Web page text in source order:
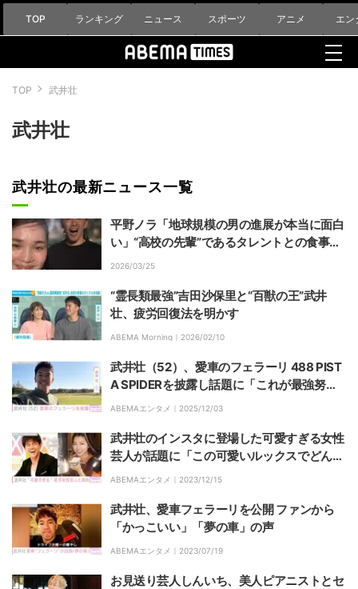
TOP ランキング ニュース スポーツ アニメ エン
TOP 武井壮
武井壮
武井壮の最新ニュース一覧
平野ノラ「地球規模の男の進展が本当に面白
い」“高校の先輩”であるタレントとの食事会
を報告
2026/03/25
“霊長類最強”吉田沙保里と“百獣の王”武井
壮、疲労回復法を明かす
ABEMA Morning｜ 2026/02/10
武井壮（52）、愛車のフェラーリ 488 PIST
A SPIDERを披露し話題に「これが最強努力
で手に入れた車ですね」
ABEMAエンタメ｜ 2025/12/03
武井壮のインスタに登場した可愛すぎる女性
芸人が話題に「この可愛いルックスでどんな
ネタするの気になる」
ABEMAエンタメ｜ 2023/12/15
武井壮、愛車フェラーリを公開 ファンから
「かっこいい」「夢の車」の声
ABEMAエンタメ｜ 2023/07/19
お見送り芸人しんいち、美人ピアニストとセ